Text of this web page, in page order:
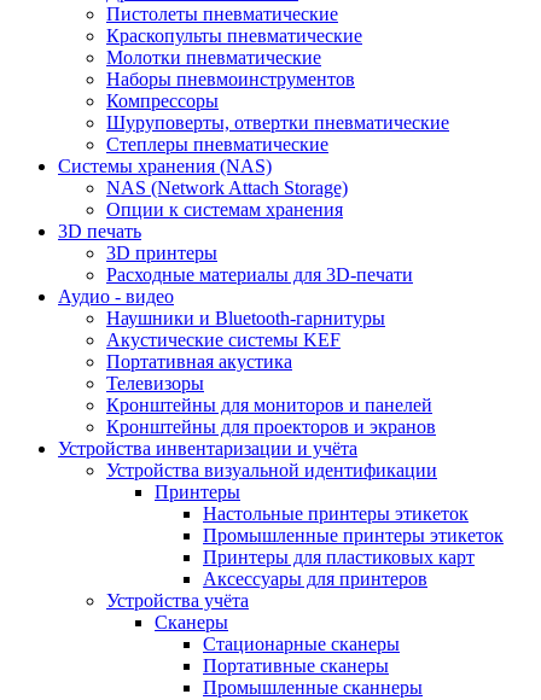
Пистолеты пневматические
Краскопульты пневматические
Молотки пневматические
Наборы пневмоинструментов
Компрессоры
Шуруповерты, отвертки пневматические
Степлеры пневматические
Cистемы хранения (NAS)
NAS (Network Attach Storage)
Опции к системам хранения
3D печать
3D принтеры
Расходные материалы для 3D-печати
Аудио - видео
Наушники и Bluetooth-гарнитуры
Акустические системы KEF
Портативная акустика
Телевизоры
Кронштейны для мониторов и панелей
Кронштейны для проекторов и экранов
Устройства инвентаризации и учёта
Устройства визуальной идентификации
Принтеры
Настольные принтеры этикеток
Промышленные принтеры этикеток
Принтеры для пластиковых карт
Аксессуары для принтеров
Устройства учёта
Сканеры
Стационарные сканеры
Портативные сканеры
Промышленные сканнеры